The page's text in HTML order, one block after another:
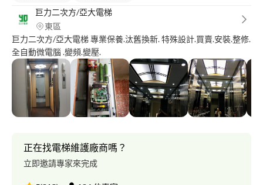
巨力二次方/亞大電梯
東區
巨力二次方/亞大電梯 專業保養.汰舊換新. 特殊設計.買賣.安裝.整修.
全自動微電腦 .變頻.變壓.
正在找電梯維護廠商嗎？
立即邀請專家來完成